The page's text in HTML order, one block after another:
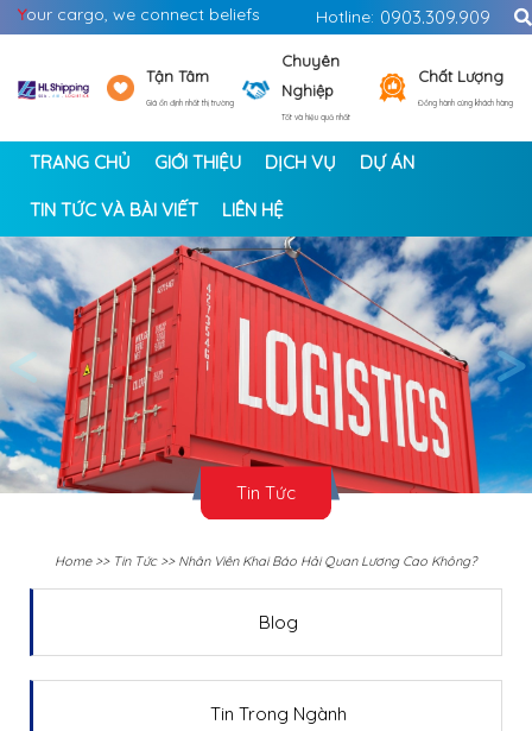
Your cargo, we connect beliefs Hotline: 0903.309.909
Tận Tâm
Giá ổn định nhất thị trường
Chuyên
Nghiệp
Tốt và hiệu quả nhất
Chất Lượng
Đồng hành cùng khách hàng
TRANG CHỦ GIỚI THIỆU DỊCH VỤ DỰ ÁN
TIN TỨC VÀ BÀI VIẾT LIÊN HỆ
< >
Tin Tức
Home>> Tin Tức>> Nhân Viên Khai Báo Hải Quan Lương Cao Không?
Blog
Tin Trong Ngành